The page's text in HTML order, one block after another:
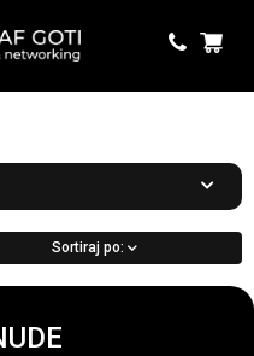
Sortiraj po: